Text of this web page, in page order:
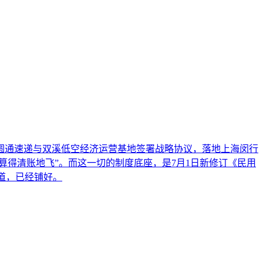
速递与双溪低空经济运营基地签署战略协议，落地上海闵行
清账地飞”。而这一切的制度底座，是7月1日新修订《民用
已经铺好。